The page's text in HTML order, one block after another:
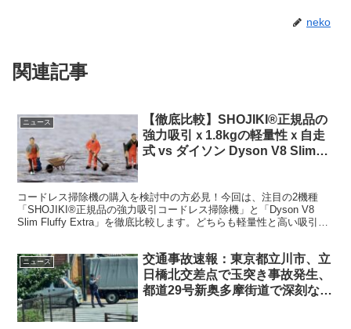
neko
関連記事
ニュース
【徹底比較】SHOJIKI®正規品の
強力吸引ｘ1.8kgの軽量性ｘ自走
式 vs ダイソン Dyson V8 Slim
すめポイント完全解説
コードレス掃除機の購入を検討中の方必見！今回は、注目の2機種
「SHOJIKI®正規品の強力吸引コードレス掃除機」と「Dyson V8
Slim Fluffy Extra」を徹底比較します。どちらも軽量性と高い吸引力
ニュース
交通事故速報：東京都立川市、立
日橋北交差点で玉突き事故発生、
都道29号新奥多摩街道で深刻な渋